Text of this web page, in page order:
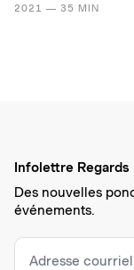
2021 — 35 MIN
Infolettre Regards
Des nouvelles
événements.